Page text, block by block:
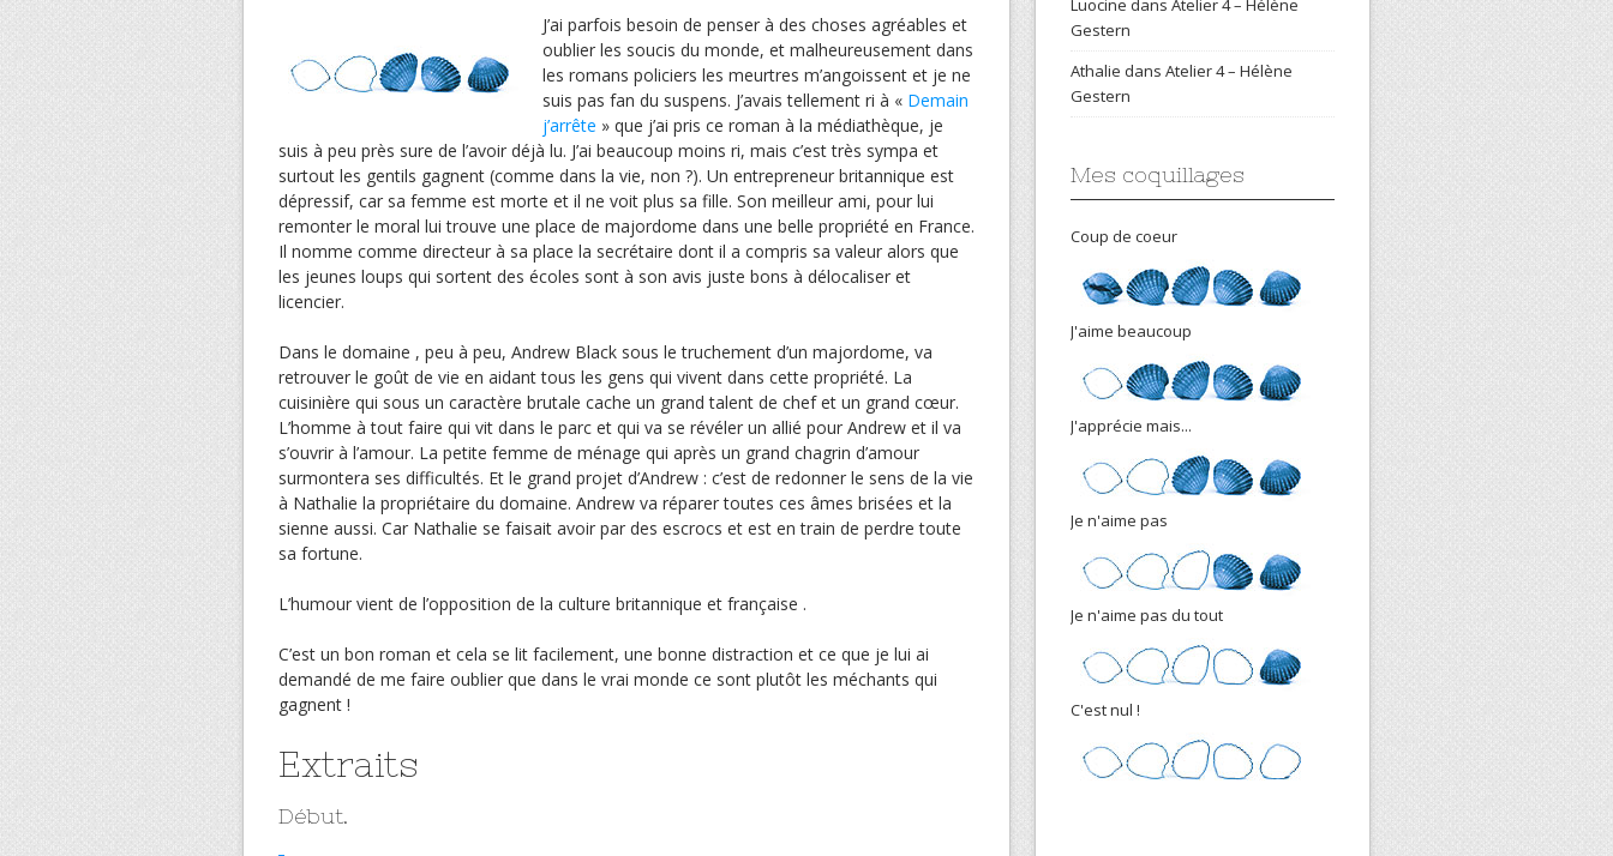
J’ai parfois besoin de penser à des choses agréables et
oublier les soucis du monde, et malheureusement dans
les romans policiers les meurtres m’angoissent et je ne
suis pas fan du suspens. J’avais tellement ri à « Demain
j’arrête » que j’ai pris ce roman à la médiathèque, je
suis à peu près sure de l’avoir déjà lu. J’ai beaucoup moins ri, mais c’est très sympa et
surtout les gentils gagnent (comme dans la vie, non ?). Un entrepreneur britannique est
dépressif, car sa femme est morte et il ne voit plus sa fille. Son meilleur ami, pour lui
remonter le moral lui trouve une place de majordome dans une belle propriété en France.
Il nomme comme directeur à sa place la secrétaire dont il a compris sa valeur alors que
les jeunes loups qui sortent des écoles sont à son avis juste bons à délocaliser et
licencier.
Dans le domaine , peu à peu, Andrew Black sous le truchement d’un majordome, va
retrouver le goût de vie en aidant tous les gens qui vivent dans cette propriété. La
cuisinière qui sous un caractère brutale cache un grand talent de chef et un grand cœur.
L’homme à tout faire qui vit dans le parc et qui va se révéler un allié pour Andrew et il va
s’ouvrir à l’amour. La petite femme de ménage qui après un grand chagrin d’amour
surmontera ses difficultés. Et le grand projet d’Andrew : c’est de redonner le sens de la vie
à Nathalie la propriétaire du domaine. Andrew va réparer toutes ces âmes brisées et la
sienne aussi. Car Nathalie se faisait avoir par des escrocs et est en train de perdre toute
sa fortune.
L’humour vient de l’opposition de la culture britannique et française .
C’est un bon roman et cela se lit facilement, une bonne distraction et ce que je lui ai
demandé de me faire oublier que dans le vrai monde ce sont plutôt les méchants qui
gagnent !
Extraits
Début.
Luocine dans Atelier 4 – Hélène
Gestern
Athalie dans Atelier 4 – Hélène
Gestern
Mes coquillages
Coup de coeur
J'aime beaucoup
J'apprécie mais...
Je n'aime pas
Je n'aime pas du tout
C'est nul !